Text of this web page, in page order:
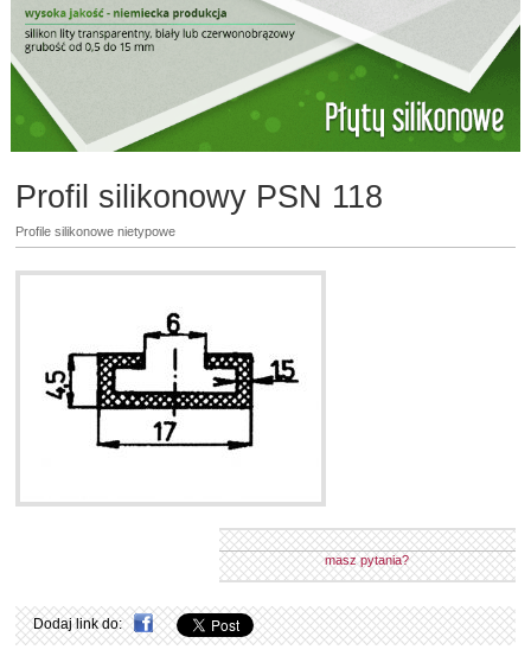
Profil silikonowy PSN 118
Profile silikonowe nietypowe
masz pytania?
Dodaj link do: